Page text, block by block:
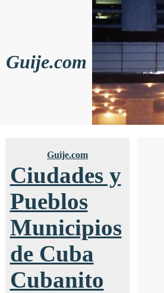
Guije.com
Guije.com
Ciudades y
Pueblos
Municipios
de Cuba
Cubanito